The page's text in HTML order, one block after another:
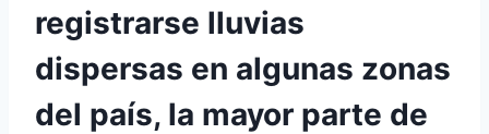
registrarse lluvias
dispersas en algunas zonas
del país, la mayor parte de